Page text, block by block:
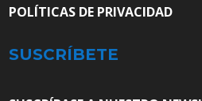
POLÍTICAS DE PRIVACIDAD
SUSCRÍBETE